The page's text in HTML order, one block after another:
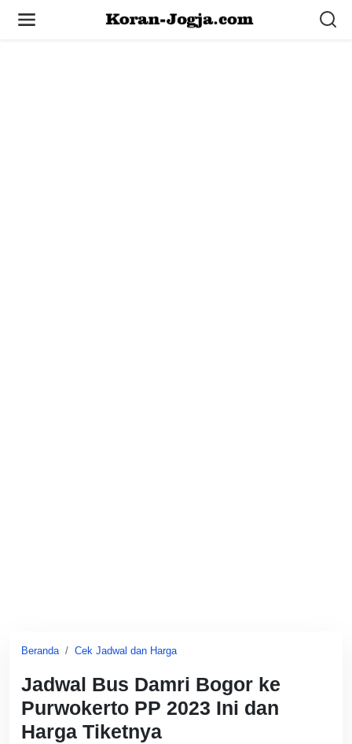
Beranda Cek Jadwal dan Harga
Jadwal Bus Damri Bogor ke
Purwokerto PP 2023 Ini dan
Harga Tiketnya